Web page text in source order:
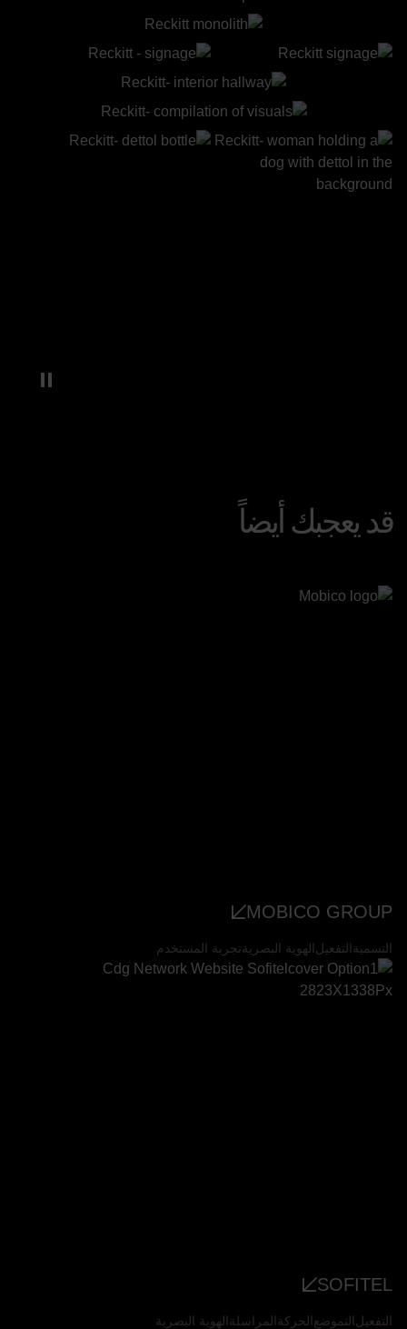
قد يعجبك أيضاً
MOBICO GROUP
التسمية التفعيل الهوية البصريةتجربة المستخدم
SOFITEL
التفعيل التموضع الحركة المراسلة الهوية البصرية